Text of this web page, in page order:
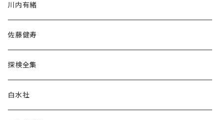
民族・風習
言語・ことば
川内有緒
佐藤健寿
探検全集
白水社